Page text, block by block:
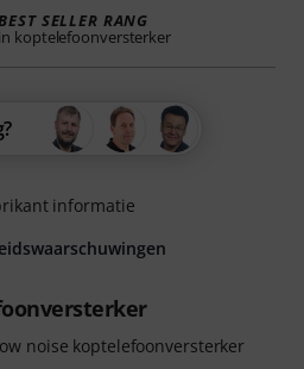
noise koptelefoonversterker
SELLER RANG
in koptelefoonversterker
informatie